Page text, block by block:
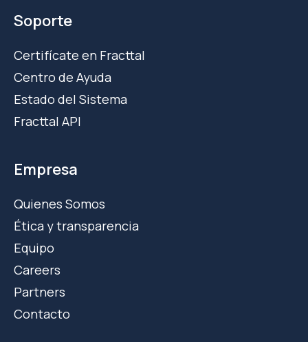
Soporte
Certifícate en Fracttal
Centro de Ayuda
Estado del Sistema
Fracttal API
Empresa
Quienes Somos
Ética y transparencia
Equipo
Careers
Partners
Contacto